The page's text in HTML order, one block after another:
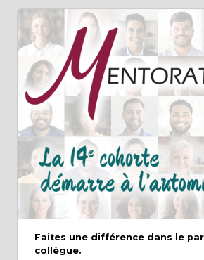
Faites une différence dans le
collègue.